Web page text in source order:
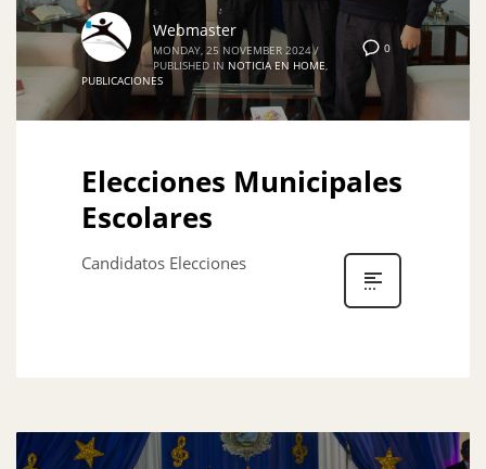
0
Webmaster
MONDAY, 25 NOVEMBER 2024 /
PUBLISHED IN NOTICIA EN HOME,
PUBLICACIONES
Elecciones Municipales
Escolares
Candidatos Elecciones